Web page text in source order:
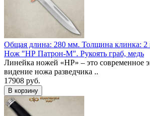
Общая длина: 280 мм. Толщина клинка: 2
Нож "НР Патрон-М". Рукоять граб, медь
Линейка ножей «НР» – это современное
видение ножа разведчика ..
17908 руб.